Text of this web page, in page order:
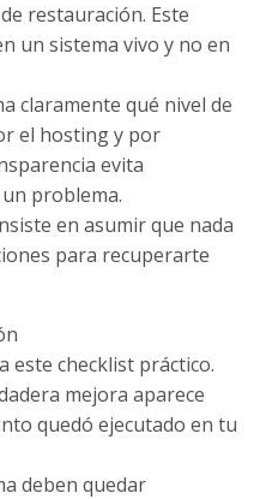
restauración. Este
un sistema vivo y no en
claramente qué nivel de
el hosting y por
evita
problema.
en asumir que nada
para recuperarte
este checklist práctico.
mejora aparece
quedó ejecutado en tu
deben quedar